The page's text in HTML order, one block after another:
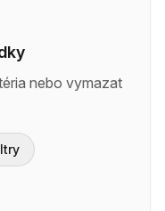
nebo vymazat